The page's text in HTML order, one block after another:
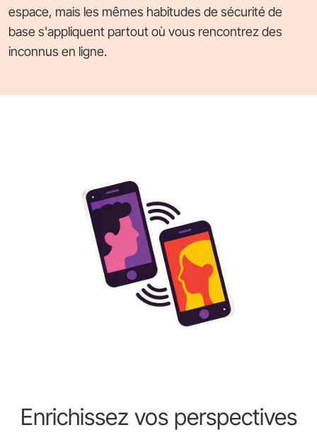
espace, mais les mêmes habitudes de sécurité de
base s'appliquent partout où vous rencontrez des
inconnus en ligne.
Enrichissez vos perspectives